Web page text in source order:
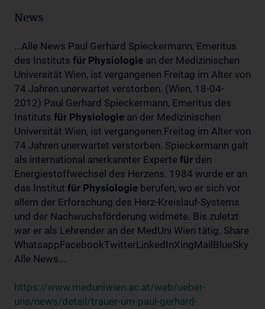
News
...Alle News Paul Gerhard Spieckermann, Emeritus
des Instituts für Physiologie an der Medizinischen
Universität Wien, ist vergangenen Freitag im Alter von
74 Jahren unerwartet verstorben. (Wien, 18-04-
2012) Paul Gerhard Spieckermann, Emeritus des
Instituts für Physiologie an der Medizinischen
Universität Wien, ist vergangenen Freitag im Alter von
74 Jahren unerwartet verstorben. Spieckermann galt
als international anerkannter Experte für den
Energiestoffwechsel des Herzens. 1984 wurde er an
das Institut für Physiologie berufen, wo er sich vor
allem der Erforschung des Herz-Kreislauf-Systems
und der Nachwuchsförderung widmete. Bis zuletzt
war er als Lehrender an der MedUni Wien tätig. Share
WhatsappFacebookTwitterLinkedInXingMailBlueSky
Alle News...
https://www.meduniwien.ac.at/web/ueber-
uns/news/detail/trauer-um-paul-gerhard-